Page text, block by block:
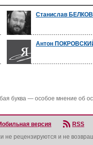
Станислав
Антон
буква — особое мнение об
версия
RSS
не рецензируются и не